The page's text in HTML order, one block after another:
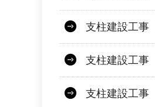
支柱建設工事
支柱建設工事
支柱建設工事